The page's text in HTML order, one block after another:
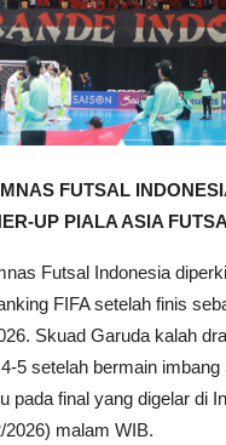
FUTSAL
UP PIALA ASIA
Futsal Indonesia
FIFA setelah finis
Skuad Garuda kalah
5 setelah bermain imbang
pada final yang digelar di
malam WIB.